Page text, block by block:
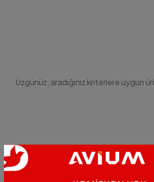
Üzgünüz, aradığınız kriterlere uygun